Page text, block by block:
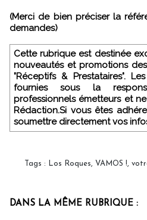
(Merci de bien préciser la
demandes)
Cette rubrique est destinée exclusivement aux produits,
nouveautés et promotions
"Réceptifs & Prestataires".
fournies sous la
professionnels émetteurs et
Rédaction.Si vous êtes
soumettre directement vos
Tags : Los Roques VAMOS !
DANS LA MÊME RUBRIQUE :